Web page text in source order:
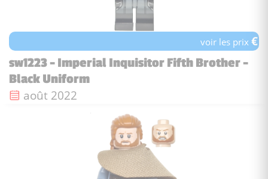
voir les prix€
sw1223 - Imperial Inquisitor Fifth Brother -
Black Uniform
Date de sortie :
août 2022